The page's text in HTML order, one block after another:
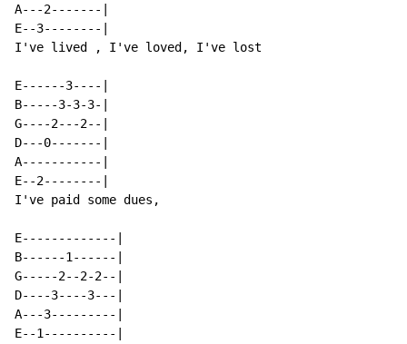
A---2-------|
E--3--------|
I've lived , I've loved, I've lost
E------3----|
B-----3-3-3-|
G----2---2--|
D---0-------|
A-----------|
E--2--------|
I've paid some dues,
E-------------|
B------1------|
G-----2--2-2--|
D----3----3---|
A---3---------|
E--1----------|